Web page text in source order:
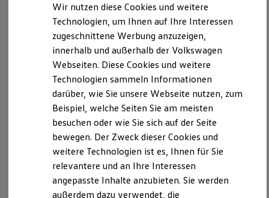
Elektrofahrzeugkonzepte
ID. EVERY1
Reichweite
Reichweite der ID. Modelle
Reichweite im Winter
Rekuperation
Laden
Laden unterwegs
Laden Zuhause
Ladestationen finden
Ladezeitensimulator
Sicherheit
Garantie und Lebensdauer
Nachhaltigkeit
Kosten und Kauf
Verbrauchskosten
Disclaimer von Volkswagen AG
Die in dieser Darstellung gezeigten Fahrzeuge und
Ausstattungen können in einzelnen Details vom aktuellen
deutschen Lieferprogramm abweichen. Abgebildet sind
teilweise Sonderausstattungen der Fahrzeuge gegen
Bitte beachten Sie auch unseren Konfigurator für eine Übersicht
der aktuell verfügbaren Modelle und Ausstattungen.
Die angegebenen Verbrauchs- und Emissionswerte beziehen
sich nicht auf ein einzelnes Fahrzeug und sind nicht Bestandteil
des Angebots, sondern dienen allein Vergleichszwecken
zwischen den verschiedenen Fahrzeugtypen.
Wir nutzen diese Cookies und weitere
Technologien, um Ihnen auf Ihre Interessen
zugeschnittene Werbung anzuzeigen,
innerhalb und außerhalb der Volkswagen
Webseiten. Diese Cookies und weitere
Technologien sammeln Informationen
darüber, wie Sie unsere Webseite nutzen, zum
Beispiel, welche Seiten Sie am meisten
besuchen oder wie Sie sich auf der Seite
bewegen. Der Zweck dieser Cookies und
weitere Technologien ist es, Ihnen für Sie
relevantere und an Ihre Interessen
angepasste Inhalte anzubieten. Sie werden
außerdem dazu verwendet, die